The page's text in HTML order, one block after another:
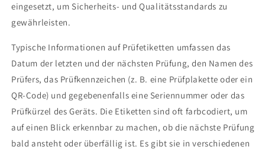
eingesetzt, um Sicherheits- und Qualitätsstandards zu
gewährleisten.
Typische Informationen auf Prüfetiketten umfassen das
Datum der letzten und der nächsten Prüfung, den Namen des
Prüfers, das Prüfkennzeichen (z. B. eine Prüfplakette oder ein
QR-Code) und gegebenenfalls eine Seriennummer oder das
Prüfkürzel des Geräts. Die Etiketten sind oft farbcodiert, um
auf einen Blick erkennbar zu machen, ob die nächste Prüfung
bald ansteht oder überfällig ist. Es gibt sie in verschiedenen